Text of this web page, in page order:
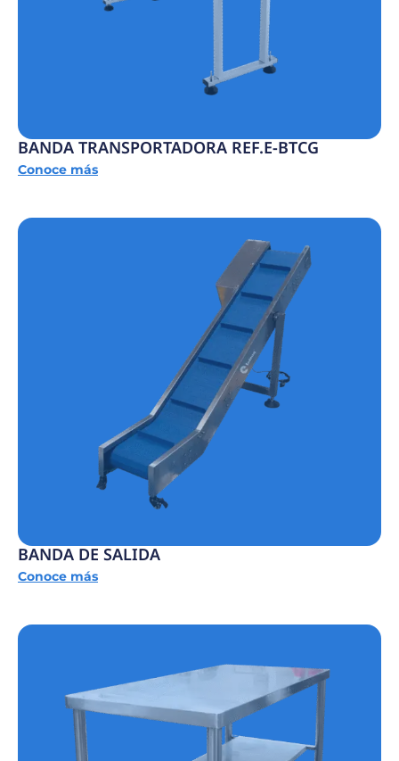
BANDA TRANSPORTADORA REF.E-BTCG
Conoce más
BANDA DE SALIDA
Conoce más